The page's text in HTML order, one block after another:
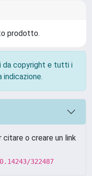
prodotto.
da copyright e tutti i
o creare un link
322487